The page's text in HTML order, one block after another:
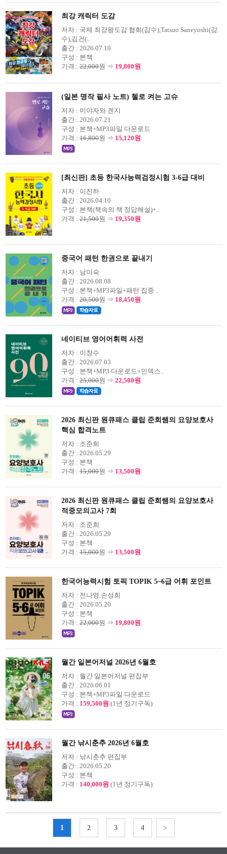
최강 캐릭터 도감
저자 : 국제 최강왕도감 협회(감수),Tatsuo Saneyoshi(감
수),김건(..
출간 : 2026.07.10
구성 : 본책
가격 : 22,000원 ⇒ 19,800원
(일본 명작 필사 노트) 첼로 켜는 고슈
저자 : 미야자와 겐지
출간 : 2026.07.21
구성 : 본책+MP3파일 다운로드
가격 : 16,800원 ⇒ 15,120원
[최신판] 초등 한국사능력검정시험 3-6급 대비
저자 : 이진하
출간 : 2026.04.10
구성 : 본책(책속의 책 정답해설)+..
가격 : 21,500원 ⇒ 19,350원
중국어 패턴 한권으로 끝내기
저자 : 남미숙
출간 : 2026.08.08
구성 : 본책+MP3파일+패턴 집중 ..
가격 : 20,500원 ⇒ 18,450원
네이티브 영어어휘력 사전
저자 : 이창수
출간 : 2026.07.03
구성 : 본책+MP3 다운로드+인덱스..
가격 : 25,000원 ⇒ 22,500원
2026 최신판 원큐패스 클립 준희쌤의 요양보호사
핵심 합격노트
저자 : 조준희
출간 : 2026.05.29
구성 : 본책
가격 : 15,000원 ⇒ 13,500원
2026 최신판 원큐패스 클립 준희쌤의 요양보호사
적중모의고사 7회
저자 : 조준희
출간 : 2026.05.29
구성 : 본책
가격 : 15,000원 ⇒ 13,500원
한국어능력시험 토픽 TOPIK 5~6급 어휘 포인트
저자 : 전나영,손성희
출간 : 2026.05.20
구성 : 본책
가격 : 22,000원 ⇒ 19,800원
월간 일본어저널 2026년 6월호
저자 : 월간 일본어저널 편집부
출간 : 2026.06.01
구성 : 본책+MP3파일 다운로드
가격 : 159,500원 (1년 정기구독)
월간 낚시춘추 2026년 6월호
저자 : 낚시춘추 편집부
출간 : 2026.05.20
구성 : 본책
가격 : 140,000원 (1년 정기구독)
1 2 3 4 >